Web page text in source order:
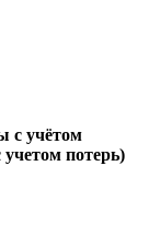
с учётом
потерь)